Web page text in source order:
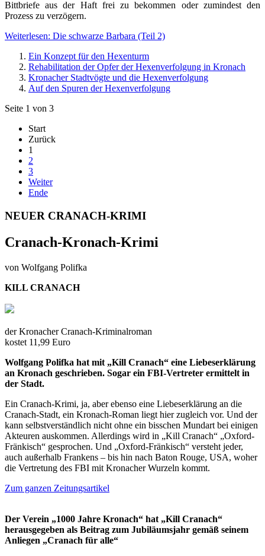
Bittbriefe aus der Haft frei zu bekommen oder zumindest den
Prozess zu verzögern.
Weiterlesen: Die schwarze Barbara (Teil 2)
Ein Konzept für den Hexenturm
Rehabilitation der Opfer der Hexenverfolgung in Kronach
Kronacher Stadtvögte und die Hexenverfolgung
Auf den Spuren der Hexenverfolgung
Seite 1 von 3
Start
Zurück
1
2
3
Weiter
Ende
NEUER CRANACH-KRIMI
Cranach-Kronach-Krimi
von Wolfgang Polifka
KILL CRANACH
der Kronacher Cranach-Kriminalroman
kostet 11,99 Euro
Wolfgang Polifka hat mit „Kill Cranach“ eine Liebeserklärung
an Kronach geschrieben. Sogar ein FBI-Vertreter ermittelt in
der Stadt.
Ein Cranach-Krimi, ja, aber ebenso eine Liebeserklärung an die
Cranach-Stadt, ein Kronach-Roman liegt hier zugleich vor. Und der
kann selbstverständlich nicht ohne ein bisschen Mundart bei einigen
Akteuren auskommen. Allerdings wird in „Kill Cranach“ „Oxford-
Fränkisch“ gesprochen. Und „Oxford-Fränkisch“ versteht jeder,
auch außerhalb Frankens – bis hin nach Baton Rouge, USA, woher
die Vertretung des FBI mit Kronacher Wurzeln kommt.
Zum ganzen Zeitungsartikel
Der Verein „1000 Jahre Kronach“ hat „Kill Cranach“
herausgegeben als Beitrag zum Jubiläumsjahr gemäß seinem
Anliegen „Cranach für alle“